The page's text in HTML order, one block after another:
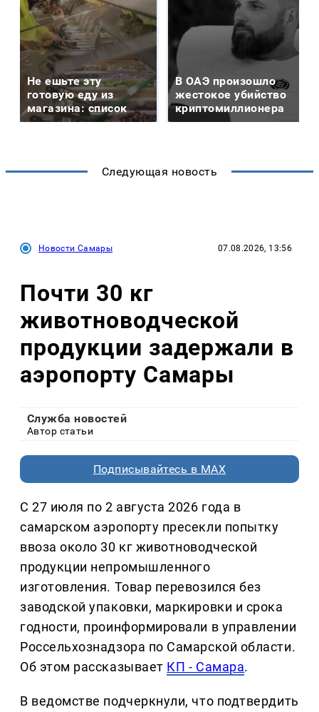
Не ешьте эту
готовую еду из
магазина: список
В ОАЭ произошло
жестокое убийство
криптомиллионера
Следующая новость
Новости Самары 07.08.2026, 13:56
Почти 30 кг
животноводческой
продукции задержали в
аэропорту Самары
Служба новостей
Автор статьи
Подписывайтесь в MAX
С 27 июля по 2 августа 2026 года в
самарском аэропорту пресекли попытку
ввоза около 30 кг животноводческой
продукции непромышленного
изготовления. Товар перевозился без
заводской упаковки, маркировки и срока
годности, проинформировали в управлении
Россельхознадзора по Самарской области.
Об этом рассказывает КП - Самара.
В ведомстве подчеркнули, что подтвердить